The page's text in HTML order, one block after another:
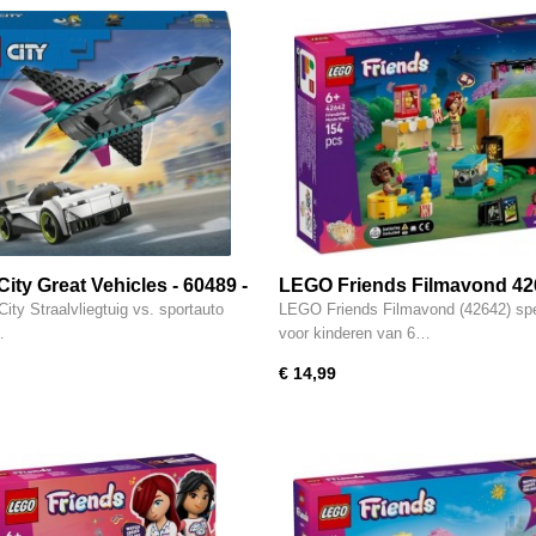
Great Vehicles - 60489 -
vs. Sportauto
Straalvliegtuig vs. sportauto
LEGO Friends Filmavond
LEGO Friends Filmavond (42642)
voor kinderen van 6…
€ 14,99